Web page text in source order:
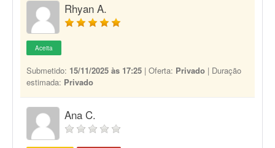
Rhyan A.
Aceita
Submetido: 15/11/2025 às 17:25 | Oferta: Privado | Duração
estimada: Privado
Ana C.